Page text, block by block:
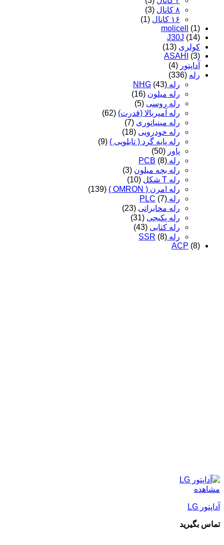
۸ کانال
(3)
۱۶ کانال
(1)
molicell
(1)
J30J (14)
کولری (13)
ASAHI
(3)
آداپتور (4)
رله (336)
رله NHG (43)
رله میلون (16)
رله روسی (5)
رله آمپربالا (قدرت) (62)
رله مینیاتوری (7)
رله خودرویی (18)
رله پایه گرد ( تابلویی ) (9)
پاور (50)
رله PCB (8)
رله بچه میلون (3)
رله T شکل
(10)
رله امرن ( OMRON )
(139)
رله PLC (7)
رله مخابراتی (23)
رله پکیجی (31)
رله کتابی (43)
رله SSR (8)
ACP (8)
مشاهده
آداپتور LG
تماس بگیرید